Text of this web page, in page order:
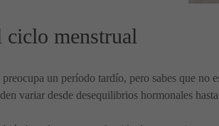
ciclo menstrual
preocupa un período tardío, pero sabes que no
variar desde desequilibrios hormonales